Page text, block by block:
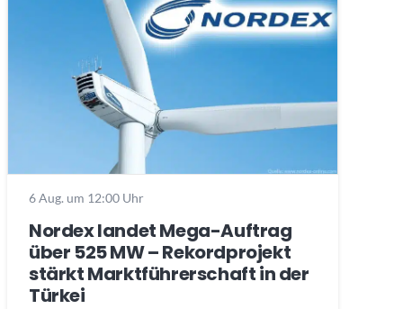
6 Aug. um 12:00 Uhr
Nordex landet Mega-Auftrag
über 525 MW – Rekordprojekt
stärkt Marktführerschaft in der
Türkei